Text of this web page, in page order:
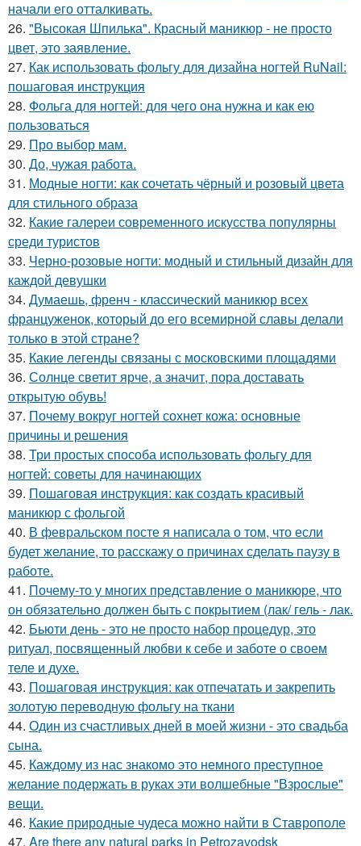
начали его отталкивать.
26. "Высокая Шпилька". Красный маникюр - не просто
цвет, это заявление.
27. Как использовать фольгу для дизайна ногтей RuNail:
пошаговая инструкция
28. Фольга для ногтей: для чего она нужна и как ею
пользоваться
29. Про выбор мам.
30. До, чужая работа.
31. Модные ногти: как сочетать чёрный и розовый цвета
для стильного образа
32. Какие галереи современного искусства популярны
среди туристов
33. Черно-розовые ногти: модный и стильный дизайн для
каждой девушки
34. Думаешь, френч - классический маникюр всех
француженок, который до его всемирной славы делали
только в этой стране?
35. Какие легенды связаны с московскими площадями
36. Солнце светит ярче, а значит, пора доставать
открытую обувь!
37. Почему вокруг ногтей сохнет кожа: основные
причины и решения
38. Три простых способа использовать фольгу для
ногтей: советы для начинающих
39. Пошаговая инструкция: как создать красивый
маникюр с фольгой
40. В февральском посте я написала о том, что если
будет желание, то расскажу о причинах сделать паузу в
работе.
41. Почему-то у многих представление о маникюре, что
он обязательно должен быть с покрытием (лак/ гель - лак.
42. Бьюти день - это не просто набор процедур, это
ритуал, посвященный любви к себе и заботе о своем
теле и духе.
43. Пошаговая инструкция: как отпечатать и закрепить
золотую переводную фольгу на ткани
44. Один из счастливых дней в моей жизни - это свадьба
сына.
45. Каждому из нас знакомо это немного преступное
желание подержать в руках эти волшебные "Взрослые"
вещи.
46. Какие природные чудеса можно найти в Ставрополе
47. Are there any natural parks in Petrozavodsk